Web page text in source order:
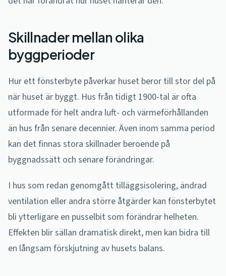
Skillnader mellan olika
byggperioder
Hur ett fönsterbyte påverkar huset beror till stor del på
när huset är byggt. Hus från tidigt 1900-tal är ofta
utformade för helt andra luft- och värmeförhållanden
än hus från senare decennier. Även inom samma period
kan det finnas stora skillnader beroende på
byggnadssätt och senare förändringar.
I hus som redan genomgått tilläggsisolering, ändrad
ventilation eller andra större åtgärder kan fönsterbytet
bli ytterligare en pusselbit som förändrar helheten.
Effekten blir sällan dramatisk direkt, men kan bidra till
en långsam förskjutning av husets balans.